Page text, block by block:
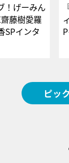
！げーみん
藤樹愛羅
SPインタ
ピッ